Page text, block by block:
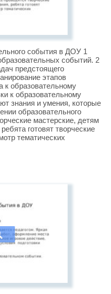
события в ДОУ 1
событий. 2
предстоящего
этапов
к образовательному
к образовательному
знания и умения, которые
образовательного
мастерские, детям
готовят творческие
тематических